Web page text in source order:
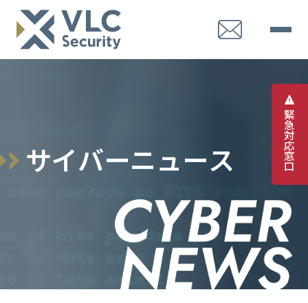
緊
急
対
応
窓
口
サイバーニュース